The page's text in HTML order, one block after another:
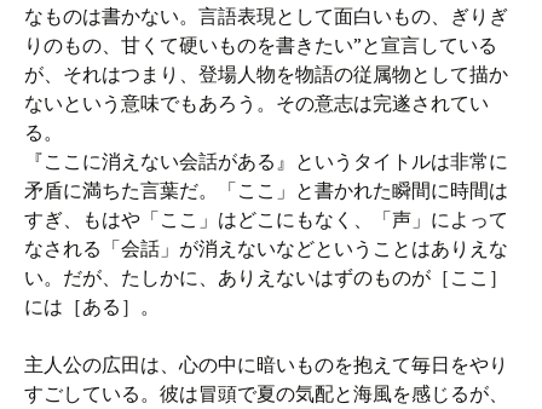
なものは書かない。言語表現として面白いもの、ぎりぎ
りのもの、甘くて硬いものを書きたい”と宣言している
が、それはつまり、登場人物を物語の従属物として描か
ないという意味でもあろう。その意志は完遂されてい
る。
『ここに消えない会話がある』というタイトルは非常に
矛盾に満ちた言葉だ。「ここ」と書かれた瞬間に時間は
すぎ、もはや「ここ」はどこにもなく、「声」によって
なされる「会話」が消えないなどということはありえな
い。だが、たしかに、ありえないはずのものが［ここ］
には［ある］。
主人公の広田は、心の中に暗いものを抱えて毎日をやり
すごしている。彼は冒頭で夏の気配と海風を感じるが、